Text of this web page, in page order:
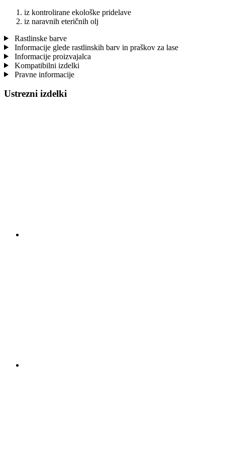
iz kontrolirane ekološke pridelave
iz naravnih eteričnih olj
Rastlinske barve
Informacije glede rastlinskih barv in praškov za lase
Informacije proizvajalca
Kompatibilni izdelki
Pravne informacije
Ustrezni izdelki